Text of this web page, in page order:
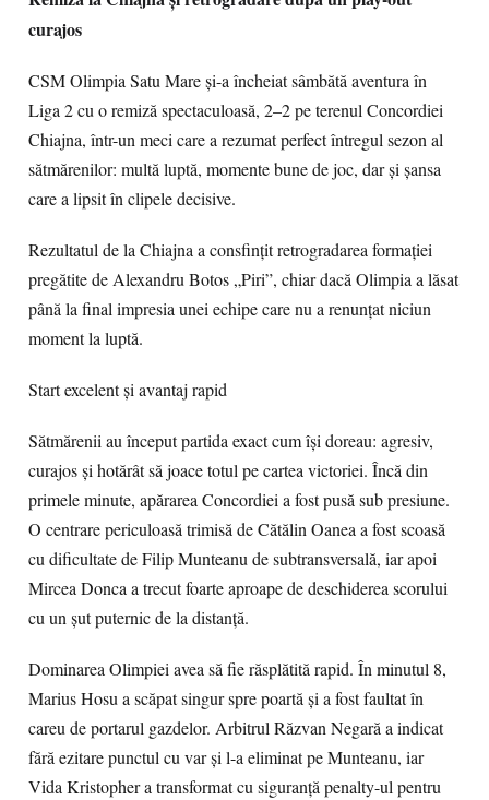
curajos
CSM Olimpia Satu Mare și-a încheiat sâmbătă aventura în
Liga 2 cu o remiză spectaculoasă, 2–2 pe terenul Concordiei
Chiajna, într-un meci care a rezumat perfect întregul sezon al
sătmărenilor: multă luptă, momente bune de joc, dar și șansa
care a lipsit în clipele decisive.
Rezultatul de la Chiajna a consfințit retrogradarea formației
pregătite de Alexandru Botos „Piri”, chiar dacă Olimpia a lăsat
până la final impresia unei echipe care nu a renunțat niciun
moment la luptă.
Start excelent și avantaj rapid
Sătmărenii au început partida exact cum își doreau: agresiv,
curajos și hotărât să joace totul pe cartea victoriei. Încă din
primele minute, apărarea Concordiei a fost pusă sub presiune.
O centrare periculoasă trimisă de Cătălin Oanea a fost scoasă
cu dificultate de Filip Munteanu de subtransversală, iar apoi
Mircea Donca a trecut foarte aproape de deschiderea scorului
cu un șut puternic de la distanță.
Dominarea Olimpiei avea să fie răsplătită rapid. În minutul 8,
Marius Hosu a scăpat singur spre poartă și a fost faultat în
careu de portarul gazdelor. Arbitrul Răzvan Negară a indicat
fără ezitare punctul cu var și l-a eliminat pe Munteanu, iar
Vida Kristopher a transformat cu siguranță penalty-ul pentru